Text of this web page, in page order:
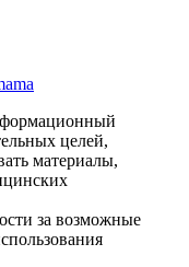
целей,
материалы,
за возможные